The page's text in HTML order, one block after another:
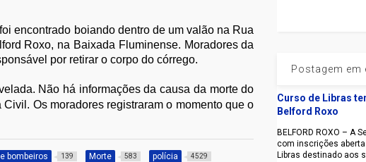
encontrado boiando dentro de um valão na Rua
Roxo, na Baixada Fluminense. Moradores da
por retirar o corpo do córrego.
Não há informações da causa da morte do
Os moradores registraram o momento que o
bombeiros 139 Morte 583 polícia 4529
Postagem em
Curso de Libras
Belford Roxo
BELFORD ROXO – A
com inscrições
Libras destinado aos